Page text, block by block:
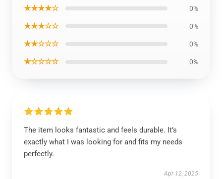
★★★★☆ 0%
★★★☆☆ 0%
★★☆☆☆ 0%
★☆☆☆☆ 0%
The item looks fantastic and feels durable. It’s
exactly what I was looking for and fits my needs
perfectly.
Apr 12, 2025